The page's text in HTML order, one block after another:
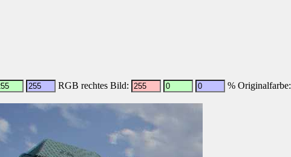
RGB rechtes Bild: % Originalfarbe: